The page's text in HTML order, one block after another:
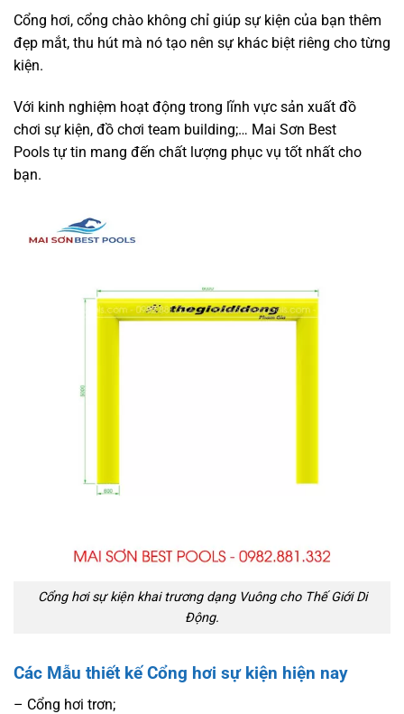
Cổng hơi, cổng chào không chỉ giúp sự kiện của bạn thêm
đẹp mắt, thu hút mà nó tạo nên sự khác biệt riêng cho từng
kiện.
Với kinh nghiệm hoạt động trong lĩnh vực sản xuất đồ
chơi sự kiện, đồ chơi team building;… Mai Sơn Best
Pools tự tin mang đến chất lượng phục vụ tốt nhất cho
bạn.
Cổng hơi sự kiện khai trương dạng Vuông cho Thế Giới Di
Động.
Các Mẫu thiết kế Cổng hơi sự kiện hiện nay
– Cổng hơi trơn;